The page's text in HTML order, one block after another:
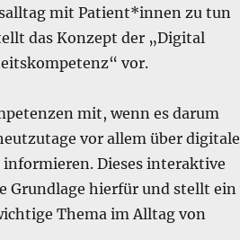
mit Patient*innen zu tun
das Konzept der „Digital
vor.
mit, wenn es darum
vor allem über digitale
Dieses interaktive
Grundlage hierfür und stellt ein
Thema im Alltag von